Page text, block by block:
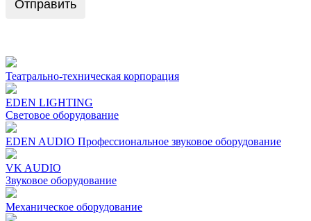
Отправить
Театрально-техническая корпорация
EDEN LIGHTING
Световое оборудование
EDEN AUDIO Профеcсиональное звуковое оборудование
VK AUDIO
Звуковое оборудование
Механическое oборудование